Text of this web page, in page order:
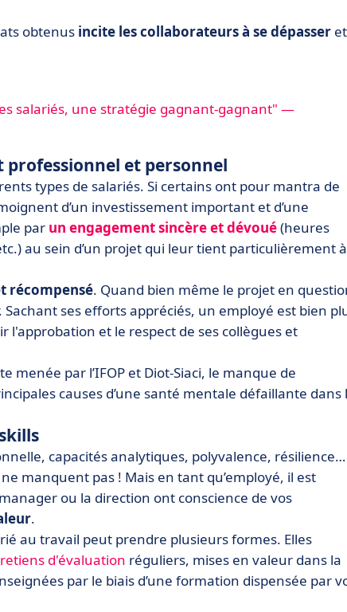
obtenus incite les collaborateurs à se dépasser et
salariés, une stratégie gagnant-gagnant" —
professionnel et personnel
types de salariés. Si certains ont pour mantra de
d’un investissement important et d’une
par un engagement sincère et dévoué(heures
au sein d’un projet qui leur tient particulièrement à
récompensé. Quand bien même le projet en
ses efforts appréciés, un employé est bien
l'approbation et le respect de ses collègues et
menée par l’IFOP et Diot-Siaci, le manque de
causes d’une santé mentale défaillante dans
capacités analytiques, polyvalence, résilience…
ne manquent pas ! Mais en tant qu’employé, il est
ou la direction ont conscience de vos
.
au travail peut prendre plusieurs formes. Elles
d'évaluation réguliers, mises en valeur dans la
par le biais d’une formation dispensée par